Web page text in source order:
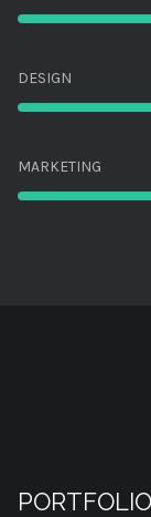
DESIGN
MARKETING
PORTFOLIO